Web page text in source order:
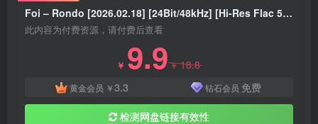
Foi – Rondo [2026.02.18] [24Bit/48kHz] [Hi-Res Flac 503MB]
此内容为付费资源，请付费后查看
￥ 9.9￥18.8
黄金会员 ￥3.3 钻石会员 免费
检测网盘链接有效性